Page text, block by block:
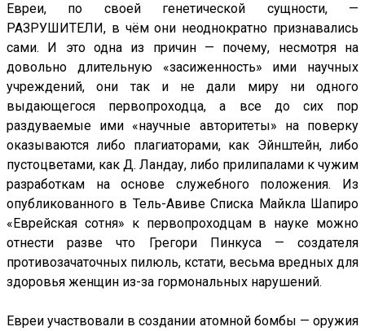
Евреи, по своей генетической сущности, —
РАЗРУШИТЕЛИ, в чём они неоднократно признавались
сами. И это одна из причин — почему, несмотря на
довольно длительную «засиженность» ими научных
учреждений, они так и не дали миру ни одного
выдающегося первопроходца, а все до сих пор
раздуваемые ими «научные авторитеты» на поверку
оказываются либо плагиаторами, как Эйнштейн, либо
пустоцветами, как Д. Ландау, либо прилипалами к чужим
разработкам на основе служебного положения. Из
опубликованного в Тель-Авиве Списка Майкла Шапиро
«Еврейская сотня» к первопроходцам в науке можно
отнести разве что Грегори Пинкуса — создателя
противозачаточных пилюль, кстати, весьма вредных для
здоровья женщин из-за гормональных нарушений.
Евреи участвовали в создании атомной бомбы — оружия